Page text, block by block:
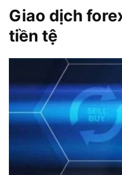
Giao dịch
tiền tệ